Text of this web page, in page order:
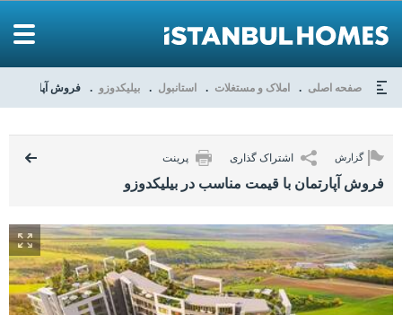
صفحه اصلی املاک و مستغلات استانبول بیلیکدوزو فروش آپارتمان
گزارش اشتراک گذاری پرینت
فروش آپارتمان با قیمت مناسب در بیلیکدوزو